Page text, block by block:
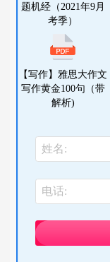
题机经（2021年9月
考季）
【写作】雅思大作文
写作黄金100句（带
解析)